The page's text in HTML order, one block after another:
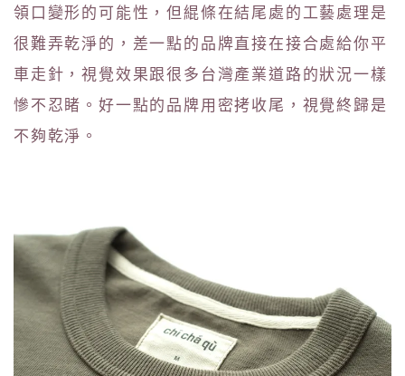
領口變形的可能性，但緄條在結尾處的工藝處理是
很難弄乾淨的，差一點的品牌直接在接合處給你平
車走針，視覺效果跟很多台灣產業道路的狀況一樣
慘不忍睹。好一點的品牌用密拷收尾，視覺終歸是
不夠乾淨。